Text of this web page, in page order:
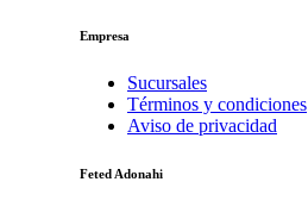
Empresa
Sucursales
Términos y condiciones
Aviso de privacidad
Feted Adonahi